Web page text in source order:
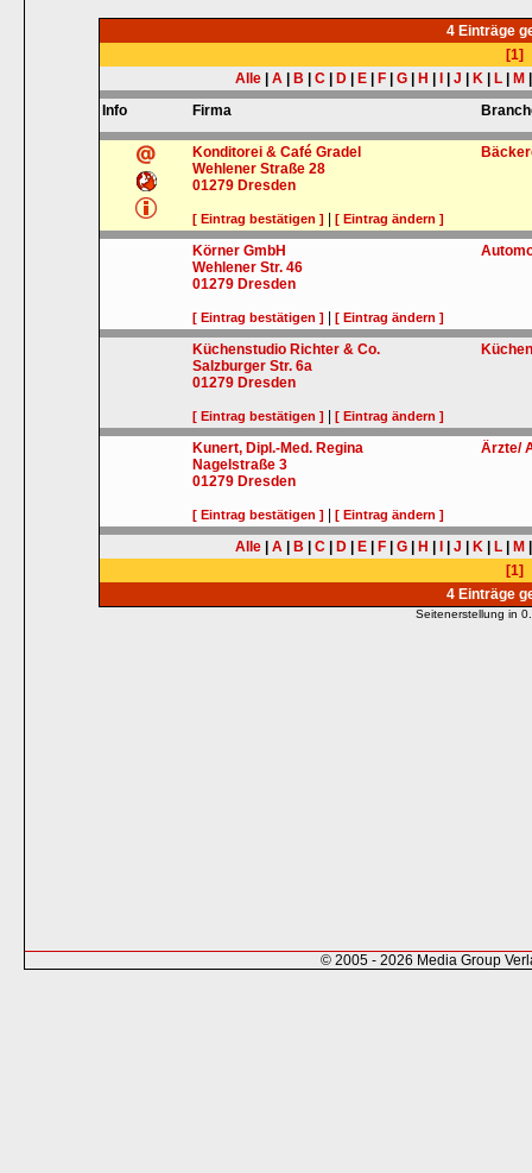
4 Einträge
[1]
Alle
A B C D E F G H J K L M
Info
Firma
Konditorei & Café Gradel
Wehlener Straße 28
01279 Dresden
[ Eintrag bestätigen ] |[ Eintrag ändern ]
Körner GmbH
Wehlener Str. 46
01279 Dresden
[ Eintrag bestätigen ] |[ Eintrag ändern ]
Küchenstudio Richter & Co.
Salzburger Str. 6a
01279 Dresden
[ Eintrag bestätigen ] |[ Eintrag ändern ]
Kunert, Dipl.-Med. Regina
Nagelstraße 3
01279 Dresden
[ Eintrag bestätigen ] |[ Eintrag ändern ]
Ärzte/
Alle A B C D E F G H J K L M
[1]
4 Einträge
Seitenerstellung in
© 2005 - 2026 Media Group